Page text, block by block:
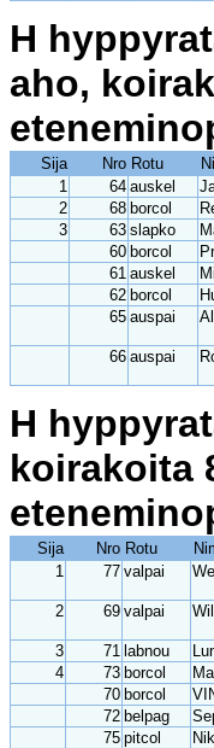
H
aho,
Sija Nro Rotu
1
64 auskel
2
68 borcol
3
63 slapko
60 borcol
61 auskel
62 borcol
65 auspai
66 auspai
H
koirakoita
Sija Nro Rotu
1
77 valpai
2 69 valpai
3 71 labnou
4
73 borcol
70 borcol
72 belpag
75 pitcol